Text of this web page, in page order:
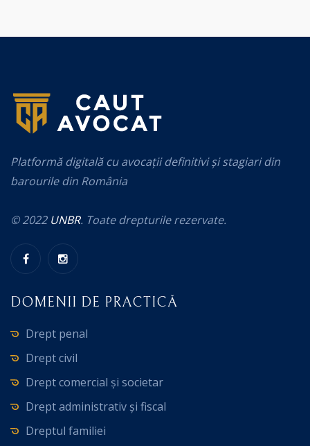
Platformă digitală cu avocații definitivi și stagiari din
barourile din România
© 2022 UNBR. Toate drepturile rezervate.
DOMENII DE PRACTICĂ
Drept penal
Drept civil
Drept comercial și societar
Drept administrativ și fiscal
Dreptul familiei